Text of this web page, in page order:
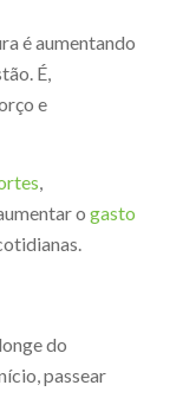
é aumentando
É,
e
o gasto
do
passear